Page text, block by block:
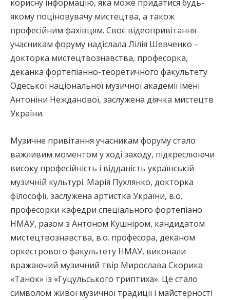
корисну інформацію, яка може придатися будь-
якому поціновувачу мистецтва, а також
професійним фахівцям. Своє відеопривітання
учасникам форуму надіслала Лілія Шевченко –
докторка мистецтвознавства, професорка,
деканка фортепіанно-теоретичного факультету
Одеської національної музичної академії імені
Антоніни Нежданової, заслужена діячка мистецтв
України.
Музичне привітання учасникам форуму стало
важливим моментом у ході заходу, підкреслюючи
високу професійність і відданість українській
музичній культурі. Марія Пухлянко, докторка
філософії, заслужена артистка України, в.о.
професорки кафедри спеціального фортепіано
НМАУ, разом з Антоном Кушніром, кандидатом
мистецтвознавства, в.о. професора, деканом
оркестрового факультету НМАУ, виконали
вражаючий музичний твір Мирослава Скорика
«Танок» із «Гуцульського триптиха». Це стало
символом живої музичної традиції і майстерності